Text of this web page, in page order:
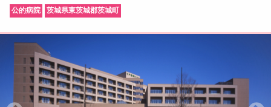
公的病院 茨城県東茨城郡茨城町